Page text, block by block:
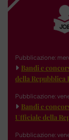
Pubblicazione:
Bandi e
della Repubblica
Pubblicazione:
Bandi e
Ufficiale della
Pubblicazione: